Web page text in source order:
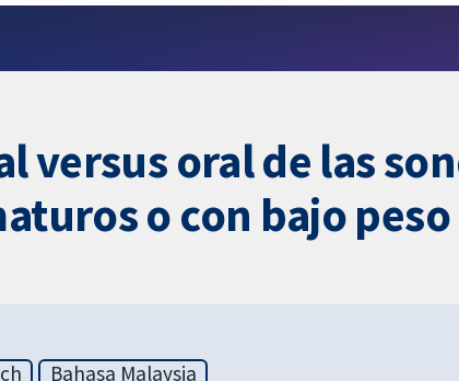
versus oral de las
o con bajo
Bahasa Malaysia